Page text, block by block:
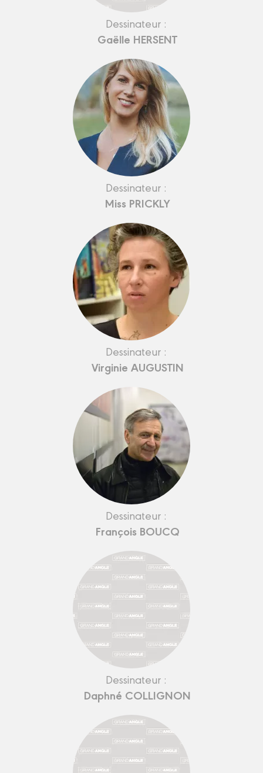
Dessinateur :
Gaëlle HERSENT
Dessinateur :
Miss PRICKLY
Dessinateur :
Virginie AUGUSTIN
Dessinateur :
François BOUCQ
Dessinateur :
Daphné COLLIGNON